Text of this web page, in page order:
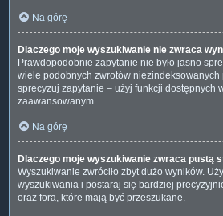
Na górę
Dlaczego moje wyszukiwanie nie zwraca
Prawdopodobnie zapytanie nie było jasno
wiele podobnych zwrotów niezindeksowanych
sprecyzuj zapytanie – użyj funkcji dostępnych
zaawansowanym.
Na górę
Dlaczego moje wyszukiwanie zwraca pustą
Wyszukiwanie zwróciło zbyt dużo wyników.
wyszukiwania i postaraj się bardziej
oraz fora, które mają być przeszukane.